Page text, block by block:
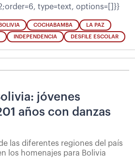
type=text, options=[]}}
BOLIVIA COCHABAMBA LA PAZ
INDEPENDENCIA DESFILE ESCOLAR
jóvenes
años con danzas
las diferentes regiones del país
los homenajes para Bolivia